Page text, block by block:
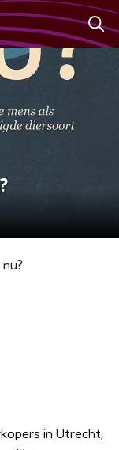
in Utrecht,